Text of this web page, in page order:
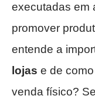
executadas em
promover
entende a
lojas e de
venda físico?